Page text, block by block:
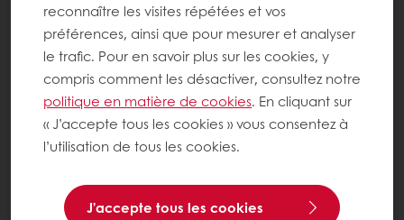
reconnaître les visites répétées et vos
préférences, ainsi que pour mesurer et analyser
le trafic. Pour en savoir plus sur les cookies, y
compris comment les désactiver, consultez notre
politique en matière de cookies. En cliquant sur
« J’accepte tous les cookies » vous consentez à
l’utilisation de tous les cookies.
J’accepte tous les cookies